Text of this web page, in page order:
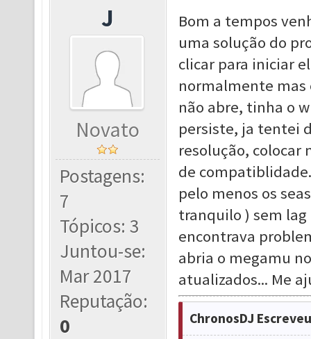
J
Novato
Postagens:
7
Tópicos: 3
Juntou-se:
Mar 2017
Reputação:
0
Bom a tempos
uma solução do
clicar para iniciar
normalmente mas
não abre, tinha o
persiste, ja tentei
resolução,
de
pelo menos os
tranquilo ) sem
encontrava
abria o megamu
atualizados... Me
ChronosDJ